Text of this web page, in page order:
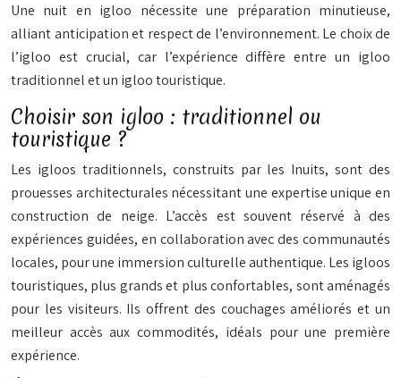
Une nuit en igloo nécessite une préparation minutieuse,
alliant anticipation et respect de l’environnement. Le choix de
l’igloo est crucial, car l’expérience diffère entre un igloo
traditionnel et un igloo touristique.
Choisir son igloo : traditionnel ou
touristique ?
Les igloos traditionnels, construits par les Inuits, sont des
prouesses architecturales nécessitant une expertise unique en
construction de neige. L’accès est souvent réservé à des
expériences guidées, en collaboration avec des communautés
locales, pour une immersion culturelle authentique. Les igloos
touristiques, plus grands et plus confortables, sont aménagés
pour les visiteurs. Ils offrent des couchages améliorés et un
meilleur accès aux commodités, idéals pour une première
expérience.